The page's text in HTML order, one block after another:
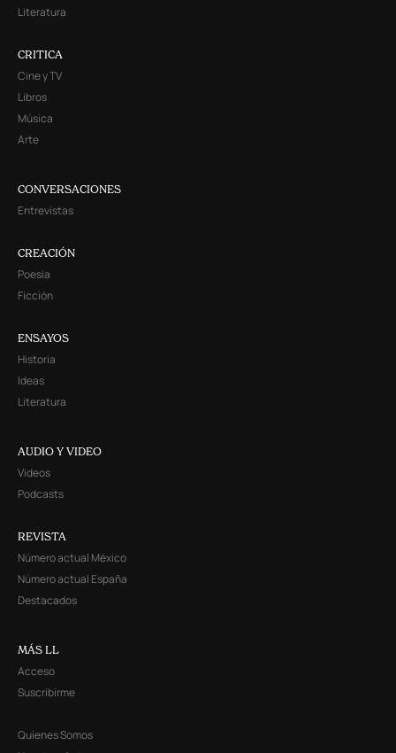
Literatura
CRITICA
Cine y TV
Libros
Música
Arte
CONVERSACIONES
Entrevistas
CREACIÓN
Poesía
Ficción
ENSAYOS
Historia
Ideas
Literatura
AUDIO Y VIDEO
Videos
Podcasts
REVISTA
Número actual México
Número actual España
Destacados
MÁS LL
Acceso
Suscribirme
Quienes Somos